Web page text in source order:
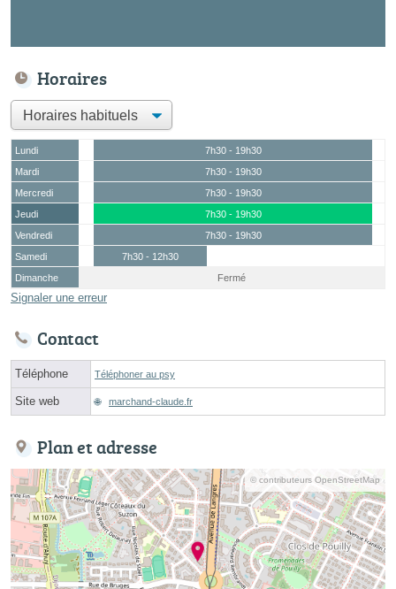
Horaires
Lundi
7h30 - 19h30
Mardi
7h30 - 19h30
Mercredi
7h30 - 19h30
Jeudi
7h30 - 19h30
Vendredi
7h30 - 19h30
Samedi
7h30 - 12h30
Dimanche
Fermé
Signaler une erreur
Contact
Téléphone Téléphoner au psy
Site web marchand-claude.fr
Plan et adresse
© contributeurs OpenStreetMap